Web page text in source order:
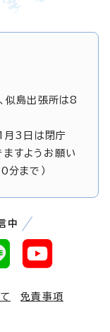
似島出張所は8
月3日は閉庁
すようお願い
分まで）
中
免責事項